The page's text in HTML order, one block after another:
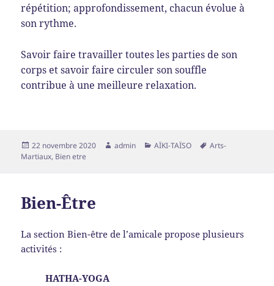
répétition; approfondissement, chacun évolue à
son rythme.
Savoir faire travailler toutes les parties de son
corps et savoir faire circuler son souffle
contribue à une meilleure relaxation.
Publié
le
22 novembre 2020 Auteur
admin Catégories
AÏKI-TAÏSO
Mots-
Arts-
Martiaux, Bien etre
Bien-Être
La section Bien-être de l’amicale propose plusieurs
activités :
HATHA-YOGA